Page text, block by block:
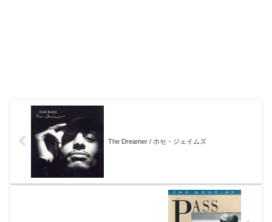
The Dreamer / ホセ・ジェイムズ